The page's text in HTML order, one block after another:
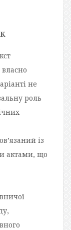
не
роль
із
актами, що